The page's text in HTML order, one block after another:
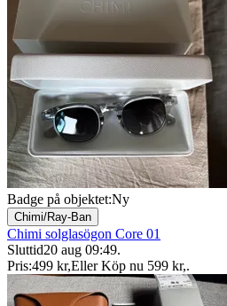
Badge på objektet:Ny
Chimi/Ray-Ban
Chimi solglasögon Core 01
Sluttid20 aug 09:49.
Pris:499 kr,Eller Köp nu 599 kr,.